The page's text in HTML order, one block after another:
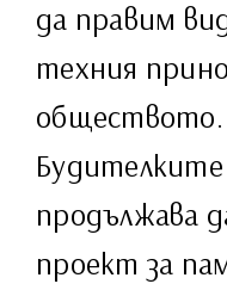
да правим
техния
обществото.
Будителките
продължава
проект за